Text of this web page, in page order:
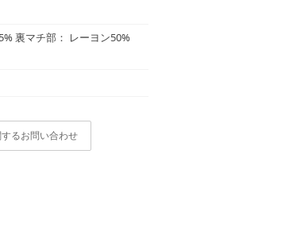
裏マチ部： レーヨン50%
るお問い合わせ